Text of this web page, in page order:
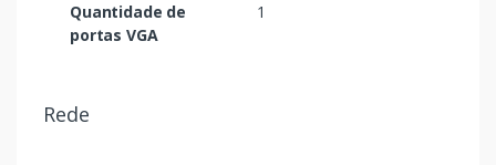
Quantidade de
portas VGA
1
Rede